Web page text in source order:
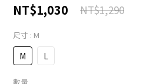
NT$1,030 NT$1,290
尺寸 : M
M L